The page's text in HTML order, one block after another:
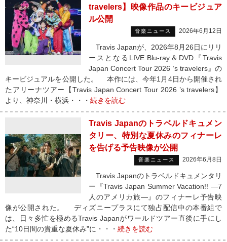
travelers】映像作品のキービジュア
ル公開
音楽ニュース 2026年6月12日
Travis Japanが、2026年8月26日にリリ
ースとなるLIVE Blu-ray＆DVD『Travis
Japan Concert Tour 2026 ’s travelers』の
キービジュアルを公開した。 本作には、今年1月4日から開催され
たアリーナツアー【Travis Japan Concert Tour 2026 ’s travelers】
より、神奈川・横浜・・・ 続きを読む
Travis Japanのトラベルドキュメン
タリー、特別な夏休みのフィナーレ
を告げる予告映像が公開
音楽ニュース 2026年6月8日
Travis Japanのトラベルドキュメンタリ
ー『Travis Japan Summer Vacation!! ―7
人のアメリカ旅―』のフィナーレ予告映
像が公開された。 ディズニープラスにて独占配信中の本番組で
は、日々多忙を極めるTravis Japanがワールドツアー直後に手にし
た“10日間の貴重な夏休み”に・・・ 続きを読む